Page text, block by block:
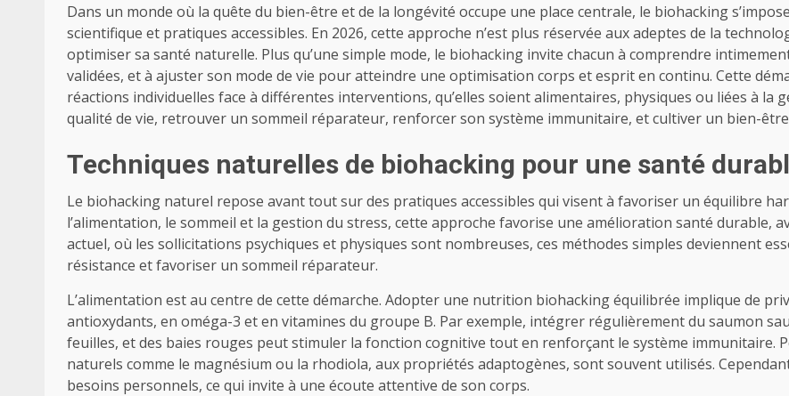
Dans un monde où la quête du bien-être et de la longévité occupe une place centrale, le biohacking
scientifique et pratiques accessibles. En 2026, cette approche n’est plus réservée aux adeptes de la
optimiser sa santé naturelle. Plus qu’une simple mode, le biohacking invite chacun à comprendre
validées, et à ajuster son mode de vie pour atteindre une optimisation corps et esprit en continu. Cette
réactions individuelles face à différentes interventions, qu’elles soient alimentaires, physiques ou liées à la
qualité de vie, retrouver un sommeil réparateur, renforcer son système immunitaire, et cultiver un bien-
Techniques naturelles de biohacking pour une santé
Le biohacking naturel repose avant tout sur des pratiques accessibles qui visent à favoriser un équilibre
l’alimentation, le sommeil et la gestion du stress, cette approche favorise une amélioration santé durable,
actuel, où les sollicitations psychiques et physiques sont nombreuses, ces méthodes simples deviennent
résistance et favoriser un sommeil réparateur.
L’alimentation est au centre de cette démarche. Adopter une nutrition biohacking équilibrée implique de
antioxydants, en oméga-3 et en vitamines du groupe B. Par exemple, intégrer régulièrement du saumon
feuilles, et des baies rouges peut stimuler la fonction cognitive tout en renforçant le système immunitaire.
naturels comme le magnésium ou la rhodiola, aux propriétés adaptogènes, sont souvent utilisés.
besoins personnels, ce qui invite à une écoute attentive de son corps.